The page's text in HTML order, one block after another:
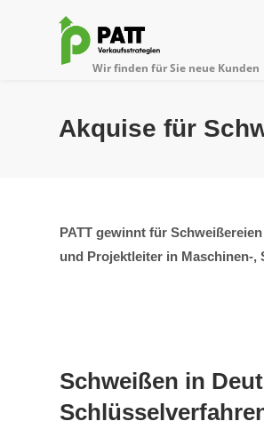
Akquise für
PATT gewinnt für
und Projektleiter in Maschinen-,
Schweißen in